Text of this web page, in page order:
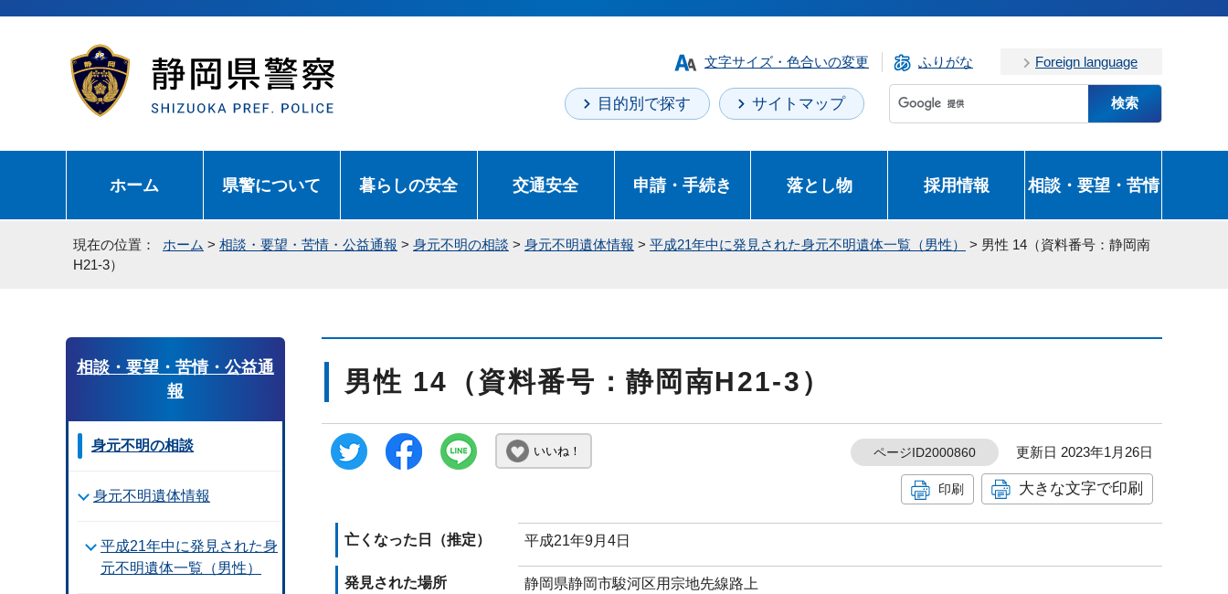
文字サイズ・色合いの変更 ふりがな Foreign language
目的別で探す サイトマップ
ホーム 県警について 暮らしの安全 交通安全 申請・手続き 落とし物 採用情報 相談・要望・苦情
現在の位置： ホーム > 相談・要望・苦情・公益通報 > 身元不明の相談 > 身元不明遺体情報 > 平成21年中に発見された身元不明遺体一覧（男性）
> 男性 14（資料番号：静岡南
H21-3）
男性 14（資料番号：静岡南H21-3）
いいね！ ページID2000860 更新日 2023年1月26日
印刷 大きな文字で印刷
亡くなった日（推定） 平成21年9月4日
発見された場所 静岡県静岡市駿河区用宗地先線路上
相談・要望・苦情・公益通
報
身元不明の相談
身元不明遺体情報
平成21年中に発見された身
元不明遺体一覧（男性）